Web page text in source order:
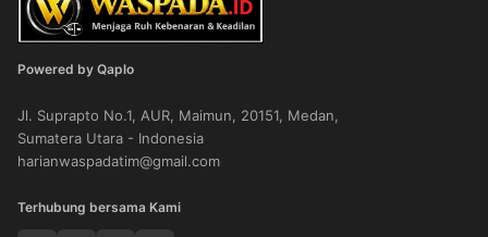
Powered by Qaplo
Jl. Suprapto No.1, AUR, Maimun, 20151, Medan,
Sumatera Utara - Indonesia
harianwaspadatim@gmail.com
Terhubung bersama Kami